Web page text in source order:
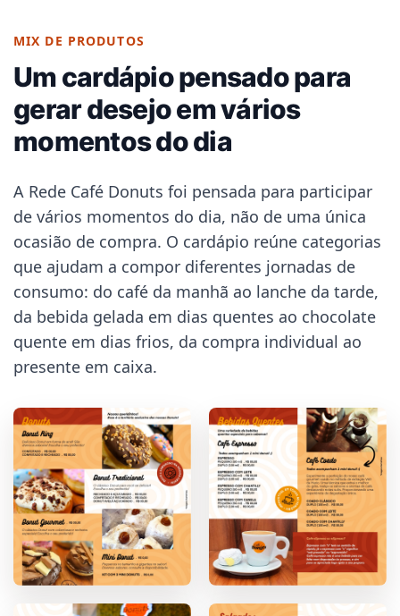
MIX DE PRODUTOS
Um cardápio pensado para
gerar desejo em vários
momentos do dia
A Rede Café Donuts foi pensada para participar
de vários momentos do dia, não de uma única
ocasião de compra. O cardápio reúne categorias
que ajudam a compor diferentes jornadas de
consumo: do café da manhã ao lanche da tarde,
da bebida gelada em dias quentes ao chocolate
quente em dias frios, da compra individual ao
presente em caixa.